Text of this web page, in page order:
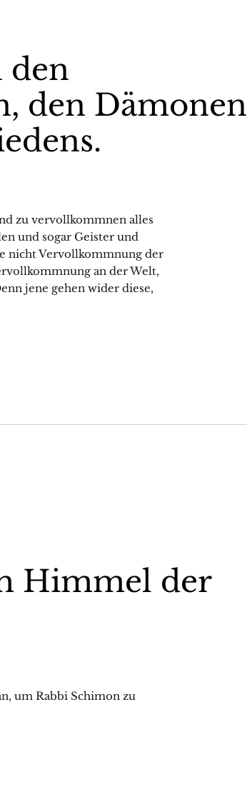
den
den Dämonen
zu vervollkommnen alles
und sogar Geister und
nicht Vervollkommnung der
an der Welt,
jene gehen wider diese,
Himmel der
um Rabbi Schimon zu